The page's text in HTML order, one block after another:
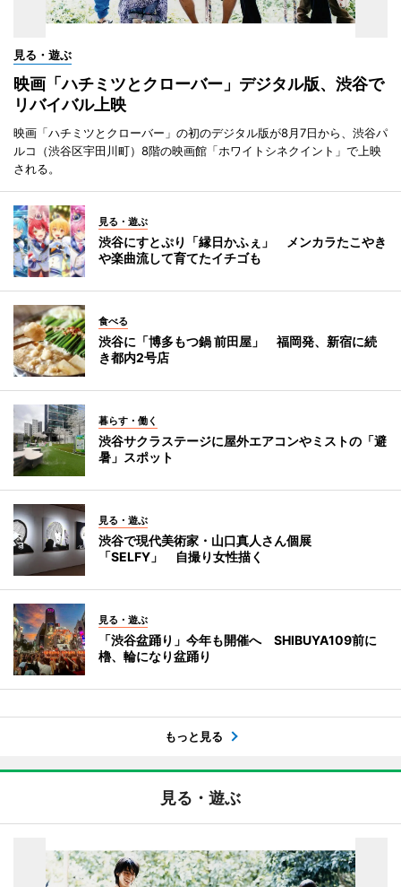
見る・遊ぶ
映画「ハチミツとクローバー」デジタル版、渋谷で
リバイバル上映
映画「ハチミツとクローバー」の初のデジタル版が8月7日から、渋谷パ
ルコ（渋谷区宇田川町）8階の映画館「ホワイトシネクイント」で上映
される。
見る・遊ぶ
渋谷にすとぷり「縁日かふぇ」 メンカラたこやき
や楽曲流して育てたイチゴも
食べる
渋谷に「博多もつ鍋 前田屋」 福岡発、新宿に続
き都内2号店
暮らす・働く
渋谷サクラステージに屋外エアコンやミストの「避
暑」スポット
見る・遊ぶ
渋谷で現代美術家・山口真人さん個展
「SELFY」 自撮り女性描く
見る・遊ぶ
「渋谷盆踊り」今年も開催へ SHIBUYA109前に
櫓、輪になり盆踊り
もっと見る
見る・遊ぶ